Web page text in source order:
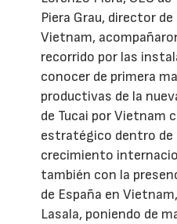
Piera Grau, director
Vietnam,
recorrido por las
conocer de primera
productivas de la
de Tucai por Vietnam
estratégico dentro de
crecimiento
también con la
de España en
Lasala, poniendo de